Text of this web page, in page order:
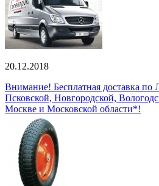
20.12.2018
Внимание! Бесплатная доставка по
Псковской, Новгородской,
Москве и Московской области*!